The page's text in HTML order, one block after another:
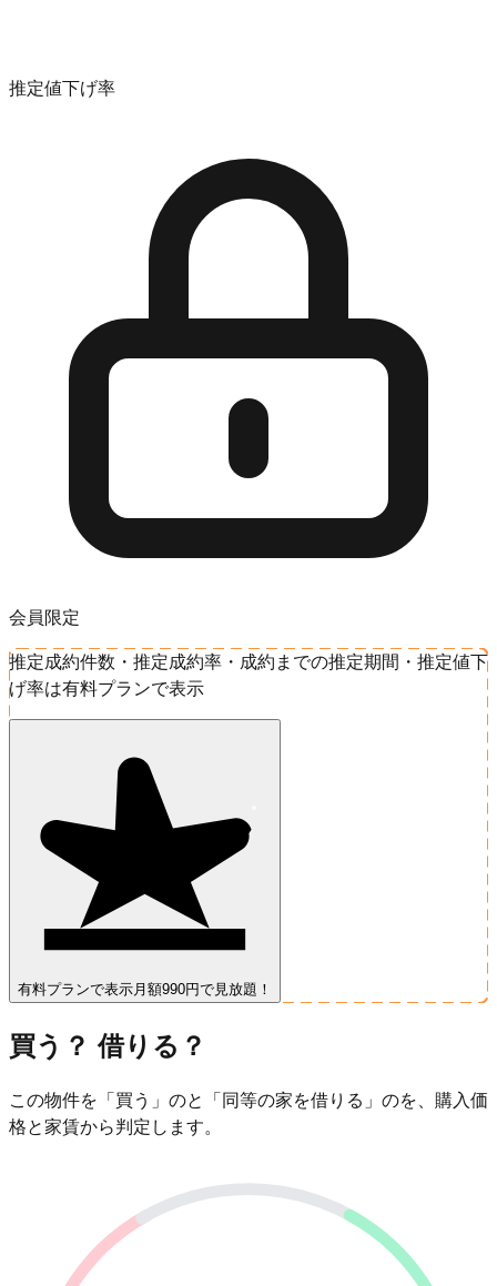
推定値下げ率
会員限定
推定成約件数・推定成約率・成約までの推定期間・推定値下
げ率は有料プランで表示
有料プランで表示 月額990円で見放題！
買う？ 借りる？
この物件を「買う」のと「同等の家を借りる」のを、購入価
格と家賃から判定します。